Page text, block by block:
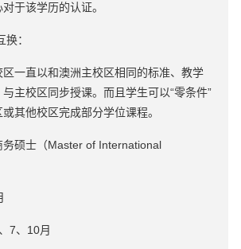
于该学历的认证。
：
直以和澳洲主校区相同的标准、教学
主校区同步授课。而且学生可以“零条件”
其他校区完成部分学位课程。
硕士（Master of International
、10月